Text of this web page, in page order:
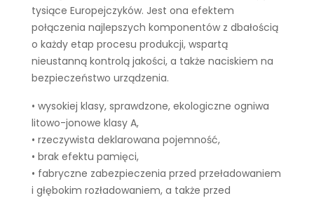
tysiące Europejczyków. Jest ona efektem
połączenia najlepszych komponentów z dbałością
o każdy etap procesu produkcji, wspartą
nieustanną kontrolą jakości, a także naciskiem na
bezpieczeństwo urządzenia.
• wysokiej klasy, sprawdzone, ekologiczne ogniwa
litowo-jonowe klasy A,
• rzeczywista deklarowana pojemność,
• brak efektu pamięci,
• fabryczne zabezpieczenia przed przeładowaniem
i głębokim rozładowaniem, a także przed